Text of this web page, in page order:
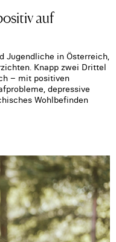
auf
Jugendliche in Österreich,
Knapp zwei Drittel
– mit positiven
depressive
Wohlbefinden